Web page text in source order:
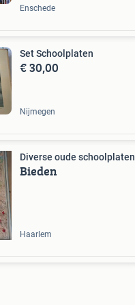
Enschede
Set Schoolplaten
€ 30,00
Nijmegen
Diverse oude schoolplaten
Bieden
Haarlem